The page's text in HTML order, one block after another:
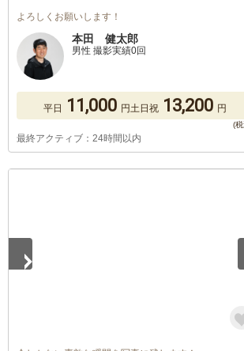
よろしくお願いします！
本田 健太郎
男性 撮影実績0回
平日 11,000 円土日祝 13,200 円
最終アクティブ：24時間以内